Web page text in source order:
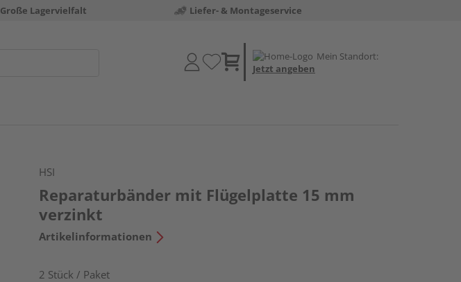
Große Lagervielfalt Liefer- & Montageservice
Mein Standort:
Jetzt angeben
HSI
Reparaturbänder mit Flügelplatte 15 mm
verzinkt
Artikelinformationen
2 Stück / Paket